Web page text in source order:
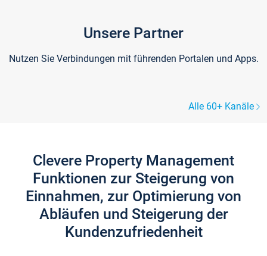
Unsere Partner
Nutzen Sie Verbindungen mit führenden Portalen und Apps.
Alle 60+ Kanäle
Clevere Property Management
Funktionen zur Steigerung von
Einnahmen, zur Optimierung von
Abläufen und Steigerung der
Kundenzufriedenheit